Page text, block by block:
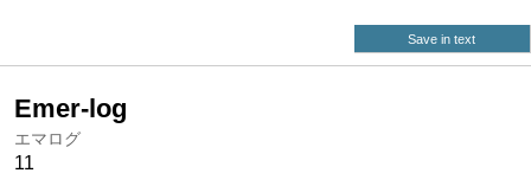
Save in text
Emer-log
エマログ
11